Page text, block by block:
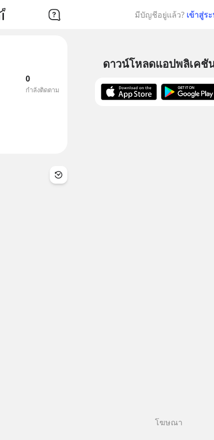
มีบัญชีอยู่แล้ว? เข้าสู่ร
0
กำลังติดตาม
ดาวน์โหลดแอปพลิเคชั
โฆษณา